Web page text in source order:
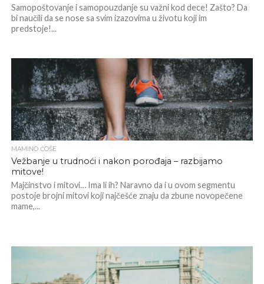
Samopoštovanje i samopouzdanje su važni kod dece! Zašto? Da
bi naučili da se nose sa svim izazovima u životu koji im
predstoje!...
MAMINO ĆOŠE
Vežbanje u trudnoći i nakon porođaja – razbijamo
mitove!
Majčinstvo i mitovi… Ima li ih? Naravno da i u ovom segmentu
postoje brojni mitovi koji najčešće znaju da zbune novopečene
mame,...